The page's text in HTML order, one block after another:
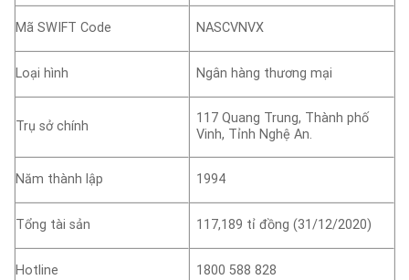
Mã SWIFT Code NASCVNVX
Loại hình Ngân hàng thương mại
Trụ sở chính
117 Quang Trung, Thành phố
Vinh, Tỉnh Nghệ An.
Năm thành lập 1994
Tổng tài sản 117,189 tỉ đồng (31/12/2020)
Hotline 1800 588 828